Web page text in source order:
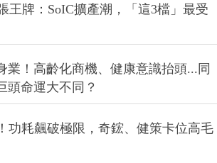
王牌：SoIC擴產潮，「這3檔」最受
業！高齡化商機、健康意識抬頭...同
頭命運大不同？
功耗飆破極限，奇鋐、健策卡位高毛